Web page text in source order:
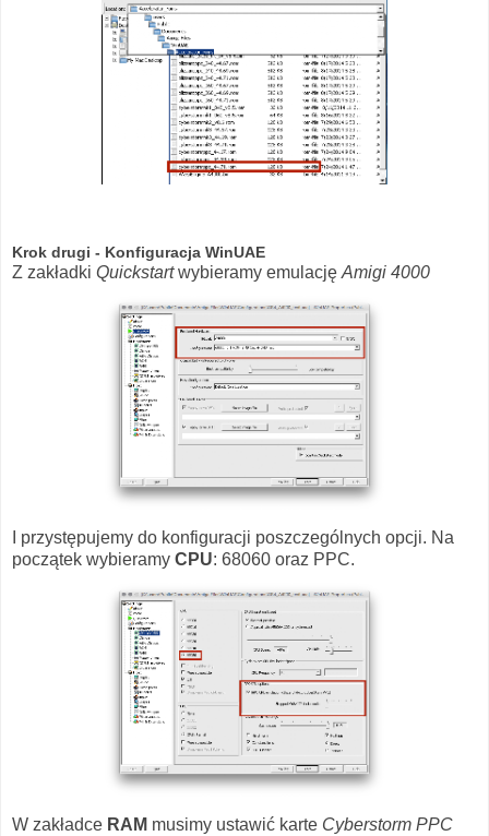
Krok drugi - Konfiguracja WinUAE
Z zakładki Quickstartwybieramy emulację Amigi 4000
I przystępujemy do konfiguracji poszczególnych opcji. Na
początek wybieramy CPU: 68060 oraz PPC.
W zakładce RAM musimy ustawić karte Cyberstorm PPC